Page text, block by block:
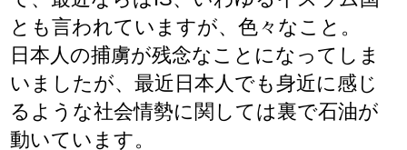
とも言われていますが、色々なこと。
日本人の捕虜が残念なことになってしま
いましたが、最近日本人でも身近に感じ
るような社会情勢に関しては裏で石油が
動いています。